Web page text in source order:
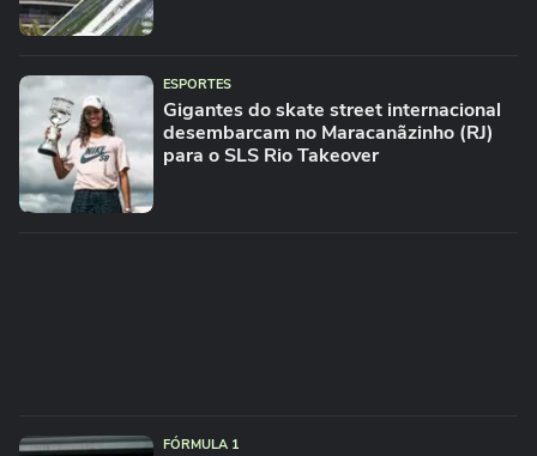
ESPORTES
Gigantes do skate street internacional
desembarcam no Maracanãzinho (RJ)
para o SLS Rio Takeover
FÓRMULA 1